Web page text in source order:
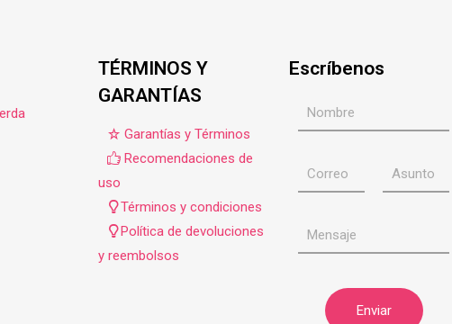
TÉRMINOS Y
GARANTÍAS
Garantías y Términos
Recomendaciones de
uso
Términos y condiciones
Política de devoluciones
y reembolsos
Escríbenos